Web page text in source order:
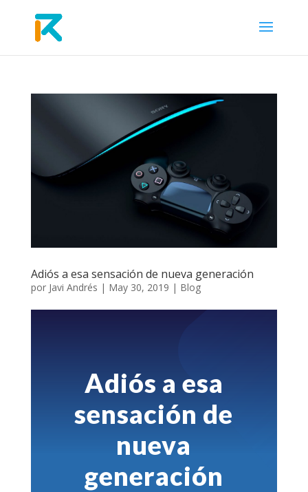
Adiós a esa sensación de nueva generación
por Javi Andrés | May 30, 2019 | Blog
Adiós a esa
sensación de
nueva
generación